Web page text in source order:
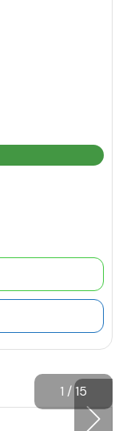
1 /15